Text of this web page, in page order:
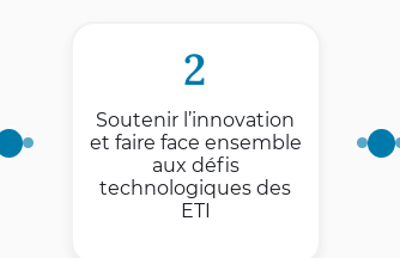
2
Soutenir l’innovation
et faire face ensemble
aux défis
technologiques des
ETI